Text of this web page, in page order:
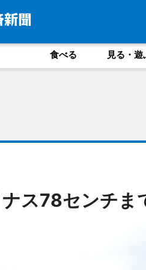
食べる 見る・遊
ス78センチま